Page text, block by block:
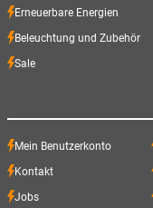
Erneuerbare Energien
Beleuchtung und Zubehör
Sale
Mein Benutzerkonto
Kontakt
Jobs